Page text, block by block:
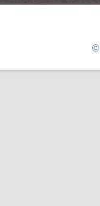
©